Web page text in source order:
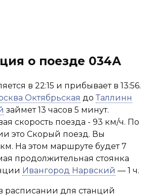
о поезде 034А
в 22:15 и прибывает в 13:56.
Октябрьская до Таллинн
займет 13 часов 5 минут.
скорость поезда - 93 км/ч. По
это Скорый поезд. Вы
На этом маршруте будет 7
продолжительная стоянка
Ивангород Нарвский — 1 ч.
расписании для станций